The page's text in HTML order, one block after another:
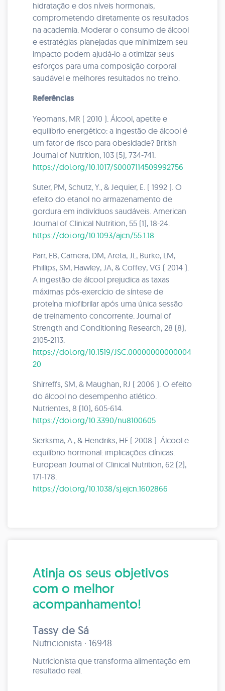
hidratação e dos níveis hormonais,
comprometendo diretamente os resultados
na academia. Moderar o consumo de álcool
e estratégias planejadas que minimizem seu
impacto podem ajudá-lo a otimizar seus
esforços para uma composição corporal
saudável e melhores resultados no treino.
Referências
Yeomans, MR ( 2010 ). Álcool, apetite e
equilíbrio energético: a ingestão de álcool é
um fator de risco para obesidade? British
Journal of Nutrition, 103 (5), 734-741.
https://doi.org/10.1017/S0007114509992756
Suter, PM, Schutz, Y., & Jequier, E. ( 1992 ). O
efeito do etanol no armazenamento de
gordura em indivíduos saudáveis. American
Journal of Clinical Nutrition, 55 (1), 18-24.
https://doi.org/10.1093/ajcn/55.1.18
Parr, EB, Camera, DM, Areta, JL, Burke, LM,
Phillips, SM, Hawley, JA, & Coffey, VG ( 2014 ).
A ingestão de álcool prejudica as taxas
máximas pós-exercício de síntese de
proteína miofibrilar após uma única sessão
de treinamento concorrente. Journal of
Strength and Conditioning Research, 28 (8),
2105-2113.
https://doi.org/10.1519/JSC.00000000000004
20
Shirreffs, SM, & Maughan, RJ ( 2006 ). O efeito
do álcool no desempenho atlético.
Nutrientes, 8 (10), 605-614.
https://doi.org/10.3390/nu8100605
Sierksma, A., & Hendriks, HF ( 2008 ). Álcool e
equilíbrio hormonal: implicações clínicas.
European Journal of Clinical Nutrition, 62 (2),
171-178.
https://doi.org/10.1038/sj.ejcn.1602866
Atinja os seus objetivos
com o melhor
acompanhamento!
Tassy de Sá
Nutricionista · 16948
Nutricionista que transforma alimentação em
resultado real.